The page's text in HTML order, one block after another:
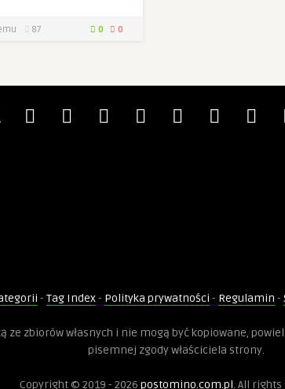
87 0 0
- Tag Index- Polityka prywatności - Regulamin -
ze zbiorów własnych i nie mogą być kopiowane,
pisemnej zgody właściciela strony.
Copyright © 2019 - 2026 postomino.com.pl. All